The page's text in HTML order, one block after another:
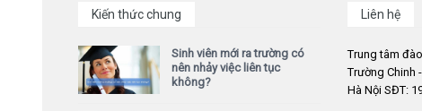
Kiến thức chung
Sinh viên mới ra trường có
nên nhảy việc liên tục
không?
Liên hệ
Trung tâm
Trường Chinh
Hà Nội SĐT: